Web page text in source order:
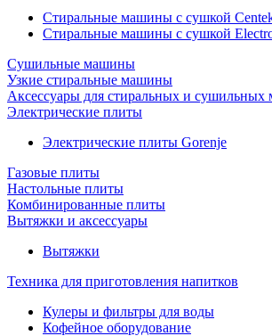
Стиральные машины с сушкой
Стиральные машины с сушкой
Сушильные машины
Узкие стиральные машины
Аксессуары для стиральных и сушильных
Электрические плиты
Электрические плиты Gorenje
Газовые плиты
Настольные плиты
Комбинированные плиты
Вытяжки и аксессуары
Вытяжки
Техника для приготовления напитков
Кулеры и фильтры для воды
Кофейное оборудование